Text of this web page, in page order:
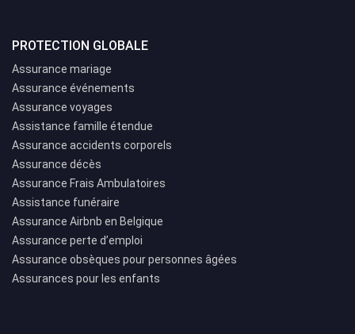
PROTECTION GLOBALE
Assurance mariage
Assurance événements
Assurance voyages
Assistance famille étendue
Assurance accidents corporels
Assurance décès
Assurance Frais Ambulatoires
Assistance funéraire
Assurance Airbnb en Belgique
Assurance perte d’emploi
Assurance obsèques pour personnes âgées
Assurances pour les enfants